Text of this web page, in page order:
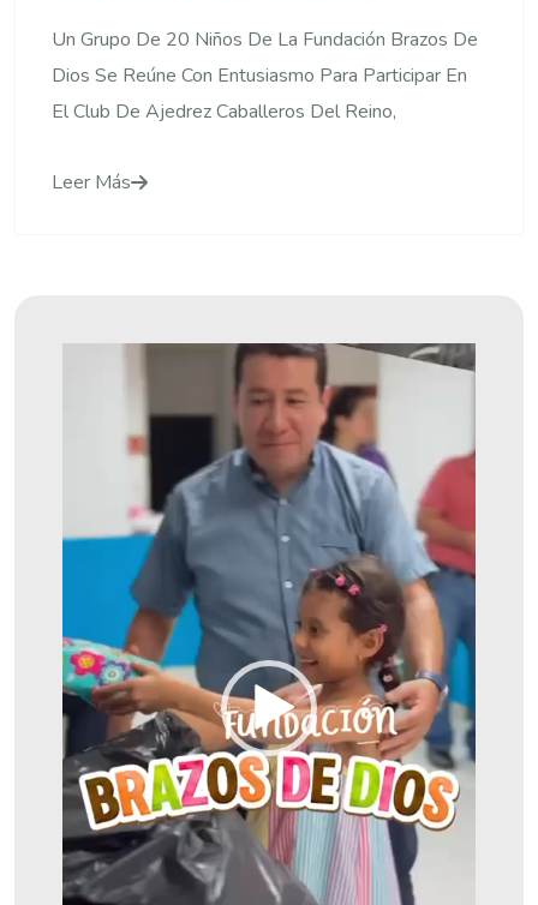
Un Grupo De 20 Niños De La Fundación Brazos De
Dios Se Reúne Con Entusiasmo Para Participar En
El Club De Ajedrez Caballeros Del Reino,
Leer Más